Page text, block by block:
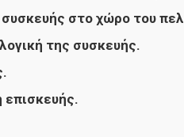
στο χώρο του
της συσκευής.